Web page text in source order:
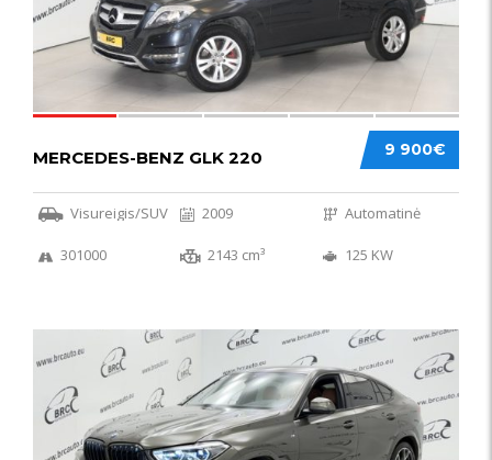
9 900€
MERCEDES-BENZ GLK 220
Visureigis/SUV 2009 Automatinė
301000 2143 cm³ 125 KW
58